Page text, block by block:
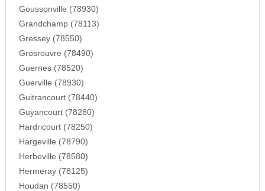
Goussonville (78930)
Grandchamp (78113)
Gressey (78550)
Grosrouvre (78490)
Guernes (78520)
Guerville (78930)
Guitrancourt (78440)
Guyancourt (78280)
Hardricourt (78250)
Hargeville (78790)
Herbeville (78580)
Hermeray (78125)
Houdan (78550)